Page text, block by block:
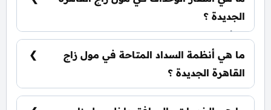
العاجل.
الجديدة ؟
تبدأ الأسعار من 185,000 جنيه للمتر وتختلف حسب
نوع الوحدة والمساحة، كما أن الأسعار قابلة للتغيير
حسب تطورات السوق.
ما هي أنظمة السداد المتاحة في مول زاج
القاهرة الجديدة ؟
يمكنك حجز وحدتك بدفع مقدم 10% فقط، كما يتم
تقسيط الباقي على فترة تصل إلي 8 سنوات بدون أي